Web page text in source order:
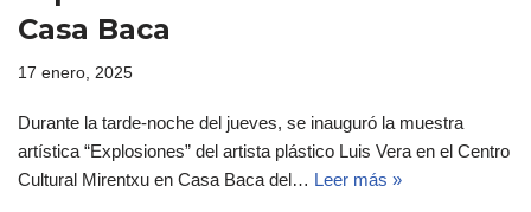
Casa Baca
17 enero, 2025
Durante la tarde-noche del jueves, se inauguró la muestra
artística “Explosiones” del artista plástico Luis Vera en el Centro
Cultural Mirentxu en Casa Baca del… Leer más »